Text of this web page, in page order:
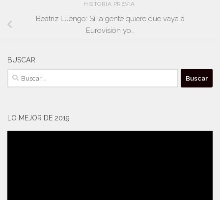
HISTORIA PREVIA
Beatriz Luengo: Si la gente quiere que vaya a
Eurovisión yo…
BUSCAR
Buscar:
LO MEJOR DE 2019